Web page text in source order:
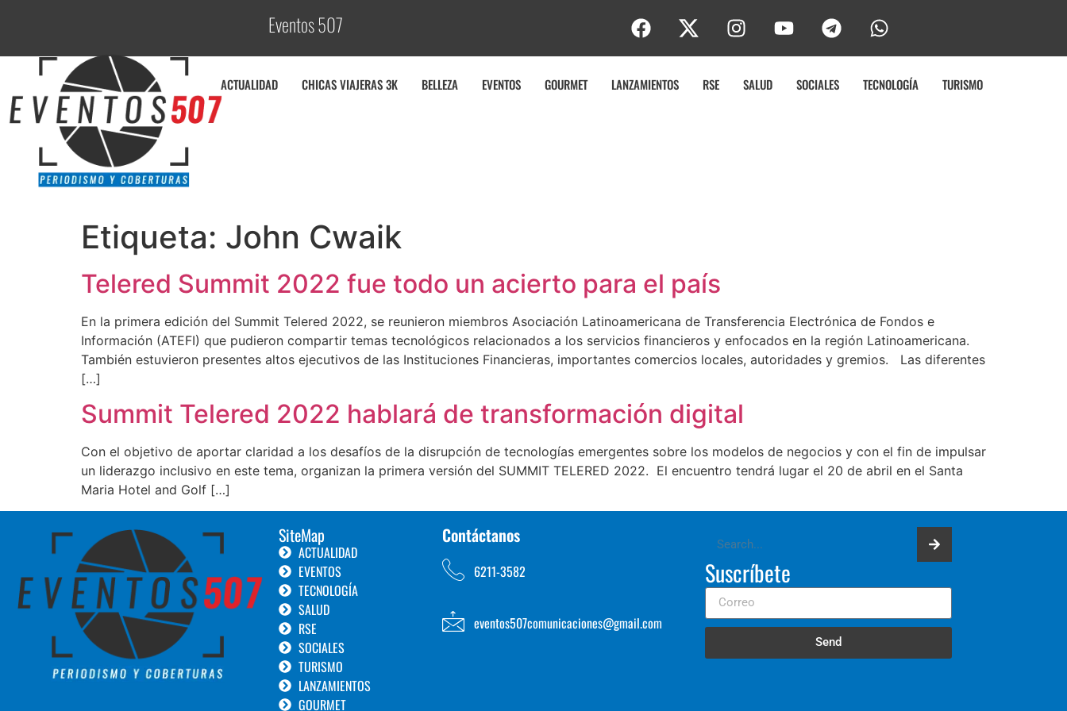
Eventos 507
ACTUALIDAD CHICAS VIAJERAS 3K BELLEZA EVENTOS GOURMET LANZAMIENTOS RSE SALUD SOCIALES TECNOLOGÍA TURISMO
Etiqueta: John Cwaik
Telered Summit 2022 fue todo un acierto para el país
En la primera edición del Summit Telered 2022, se reunieron miembros Asociación Latinoamericana de Transferencia Electrónica de Fondos e
Información (ATEFI) que pudieron compartir temas tecnológicos relacionados a los servicios financieros y enfocados en la región Latinoamericana.
También estuvieron presentes altos ejecutivos de las Instituciones Financieras, importantes comercios locales, autoridades y gremios. Las diferentes
[…]
Summit Telered 2022 hablará de transformación digital
Con el objetivo de aportar claridad a los desafíos de la disrupción de tecnologías emergentes sobre los modelos de negocios y con el fin de impulsar
un liderazgo inclusivo en este tema, organizan la primera versión del SUMMIT TELERED 2022. El encuentro tendrá lugar el 20 de abril en el Santa
Maria Hotel and Golf […]
SiteMap
ACTUALIDAD
EVENTOS
TECNOLOGÍA
SALUD
RSE
SOCIALES
TURISMO
LANZAMIENTOS
GOURMET
Contáctanos
6211-3582
eventos507comunicaciones@gmail.com
Suscríbete
Send